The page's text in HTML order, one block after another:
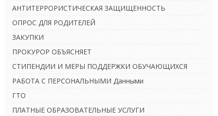
АНТИТЕРРОРИСТИЧЕСКАЯ ЗАЩИЩЕННОСТЬ
ОПРОС ДЛЯ РОДИТЕЛЕЙ
ЗАКУПКИ
ПРОКУРОР ОБЪЯСНЯЕТ
СТИПЕНДИИ И МЕРЫ ПОДДЕРЖКИ ОБУЧАЮЩИХСЯ
РАБОТА С ПЕРСОНАЛЬНЫМИ Данными
ГТО
ПЛАТНЫЕ ОБРАЗОВАТЕЛЬНЫЕ УСЛУГИ